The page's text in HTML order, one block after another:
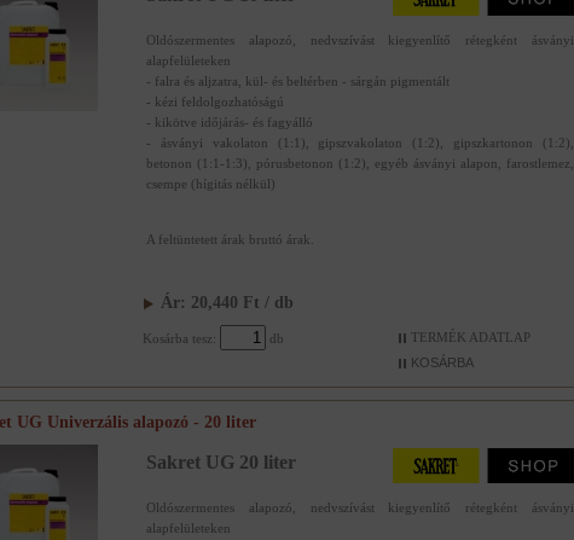
Oldószermentes alapozó, nedvszívást kiegyenlítő rétegként ásványi
alapfelületeken
- falra és aljzatra, kül- és beltérben - sárgán pigmentált
- kézi feldolgozhatóságú
- kikötve időjárás- és fagyálló
- ásványi vakolaton (1:1), gipszvakolaton (1:2), gipszkartonon (1:2),
betonon (1:1-1:3), pórusbetonon (1:2), egyéb ásványi alapon, farostlemez,
csempe (hígitás nélkül)
A feltüntetett árak bruttó árak.
Ár: 20,440 Ft / db
Kosárba tesz: db TERMÉK ADATLAP
UG Univerzális alapozó - 20 liter
Sakret UG 20 liter
Oldószermentes alapozó, nedvszívást kiegyenlítő rétegként ásványi
alapfelületeken